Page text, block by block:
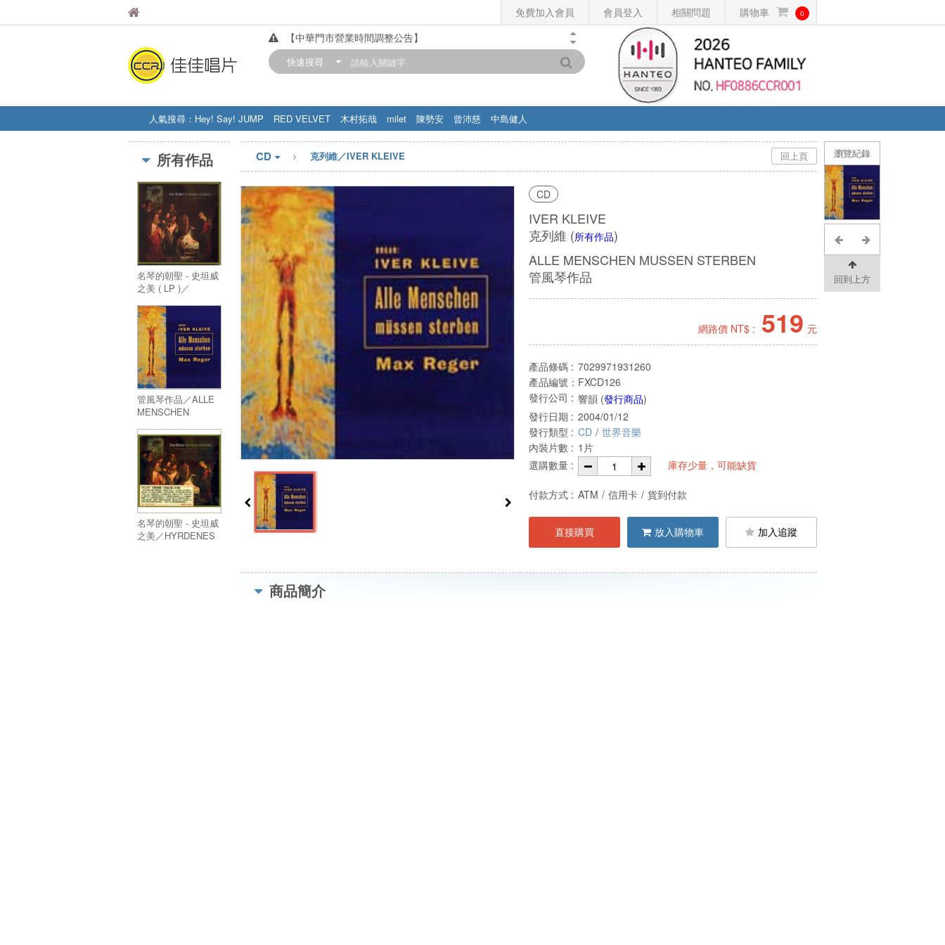
免費加入會員 會員登入 相關問題 購物車 0
佳佳唱片【中華門市營業時間調整公告】
訂購金額滿200元，即享免運優惠!! 詳情>>
快速搜尋
人氣搜尋： Hey! Say! JUMP RED VELVET 木村拓哉 milet 陳勢安 曾沛慈
中島健人
STRAY KIDS
盧廣仲 周杰伦
瀏覽紀錄
回到上方
所有作品
名琴的朝聖 - 史坦威
之美 ( LP )／
TILBEDELSE ( LP )
管風琴作品／ALLE
MENSCHEN
STERBEN
名琴的朝聖 - 史坦威
之美／HYRDENES
回上頁
CD 克列維／IVER KLEIVE
CD
IVER KLEIVE
克列維 (所有作品)
ALLE MENSCHEN MUSSEN STERBEN
管風琴作品
網路價 NT$ : 519 元
產品條碼 : 7029971931260
產品編號： FXCD126
發行公司 : 響韻 (發行商品)
發行日期 : 2004/01/12
發行類型 : CD / 世界音樂
內裝片數 : 1片
選購數量 :
庫存少量，可能缺貨
付款方式 : ATM / 信用卡 / 貨到付款
直接購買 放入購物車 加入追蹤
商品簡介